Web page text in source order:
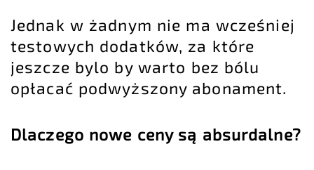
Jednak w żadnym nie ma wcześniej
testowych dodatków, za które
jeszcze bylo by warto bez bólu
opłacać podwyższony abonament.
Dlaczego nowe ceny są absurdalne?